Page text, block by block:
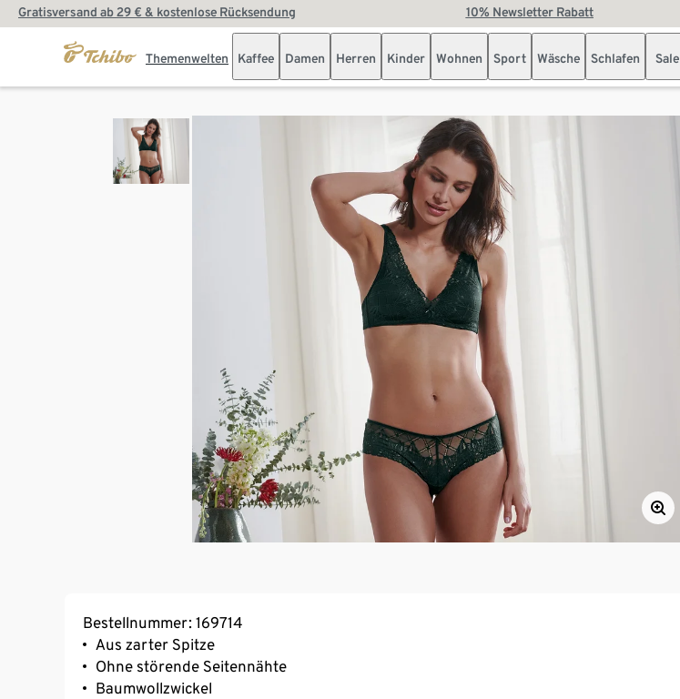
Gratisversand ab 29 € & kostenlose Rücksendung 10% Newsletter Rabatt
Themenwelten Kaffee Damen Herren Kinder Wohnen Sport Wäsche Schlafen Sale
Bestellnummer: 169714
Aus zarter Spitze
Ohne störende Seitennähte
Baumwollzwickel